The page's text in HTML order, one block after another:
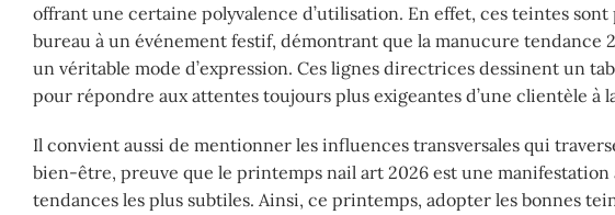
offrant une certaine polyvalence d’utilisation. En effet, ces teintes sont
bureau à un événement festif, démontrant que la manucure tendance
un véritable mode d’expression. Ces lignes directrices dessinent un
pour répondre aux attentes toujours plus exigeantes d’une clientèle à
Il convient aussi de mentionner les influences transversales qui
bien-être, preuve que le printemps nail art 2026 est une
tendances les plus subtiles. Ainsi, ce printemps, adopter les bonnes